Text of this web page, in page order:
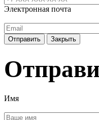
Электронная почта
Отправить Закрыть
Имя